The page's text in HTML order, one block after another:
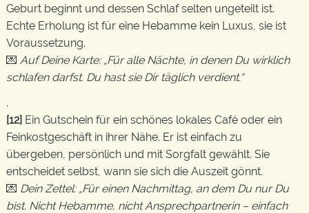
Geburt beginnt und dessen Schlaf selten ungeteilt ist.
Echte Erholung ist für eine Hebamme kein Luxus, sie ist
Voraussetzung.
💌 Auf Deine Karte: „Für alle Nächte, in denen Du wirklich
schlafen darfst. Du hast sie Dir täglich verdient.“
.
[12] Ein Gutschein für ein schönes lokales Café oder ein
Feinkostgeschäft in ihrer Nähe. Er ist einfach zu
übergeben, persönlich und mit Sorgfalt gewählt. Sie
entscheidet selbst, wann sie sich die Auszeit gönnt.
💌 Dein Zettel: „Für einen Nachmittag, an dem Du nur Du
bist. Nicht Hebamme, nicht Ansprechpartnerin – einfach